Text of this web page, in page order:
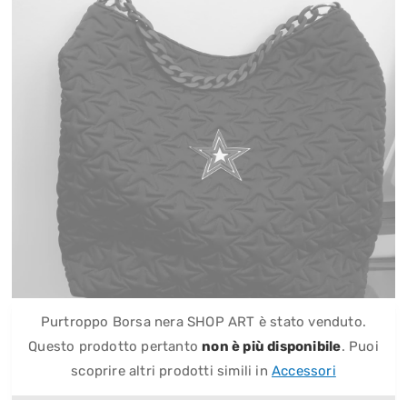
Purtroppo Borsa nera SHOP ART è stato venduto.
Questo prodotto pertantonon è più disponibile. Puoi
scoprire altri prodotti simili in Accessori